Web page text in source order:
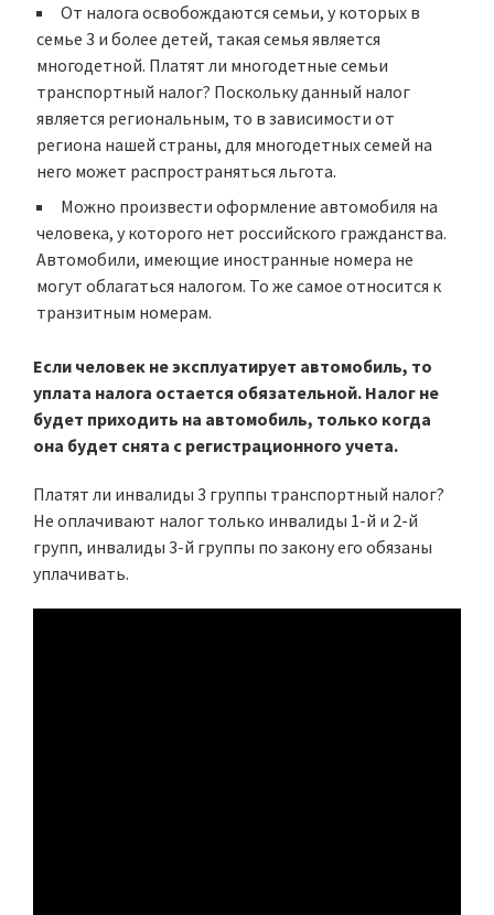
От налога освобождаются семьи, у которых в
семье 3 и более детей, такая семья является
многодетной. Платят ли многодетные семьи
транспортный налог? Поскольку данный налог
является региональным, то в зависимости от
региона нашей страны, для многодетных семей на
него может распространяться льгота.
Можно произвести оформление автомобиля на
человека, у которого нет российского гражданства.
Автомобили, имеющие иностранные номера не
могут облагаться налогом. То же самое относится к
транзитным номерам.
Если человек не эксплуатирует автомобиль, то
уплата налога остается обязательной. Налог не
будет приходить на автомобиль, только когда
она будет снята с регистрационного учета.
Платят ли инвалиды 3 группы транспортный налог?
Не оплачивают налог только инвалиды 1-й и 2-й
групп, инвалиды 3-й группы по закону его обязаны
уплачивать.